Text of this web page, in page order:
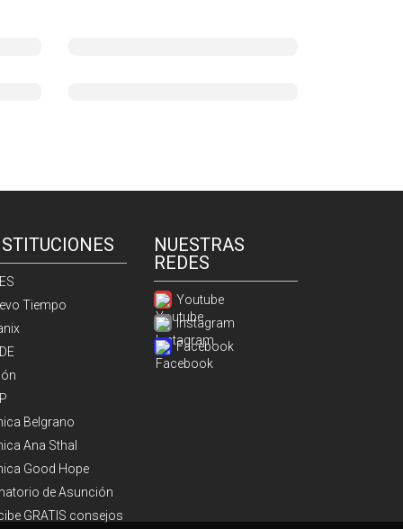
Tiempo
Belgrano
Ana Sthal
Good Hope
de Asunción
GRATIS consejos
NUESTRAS
REDES
Youtube
Instagram
Facebook